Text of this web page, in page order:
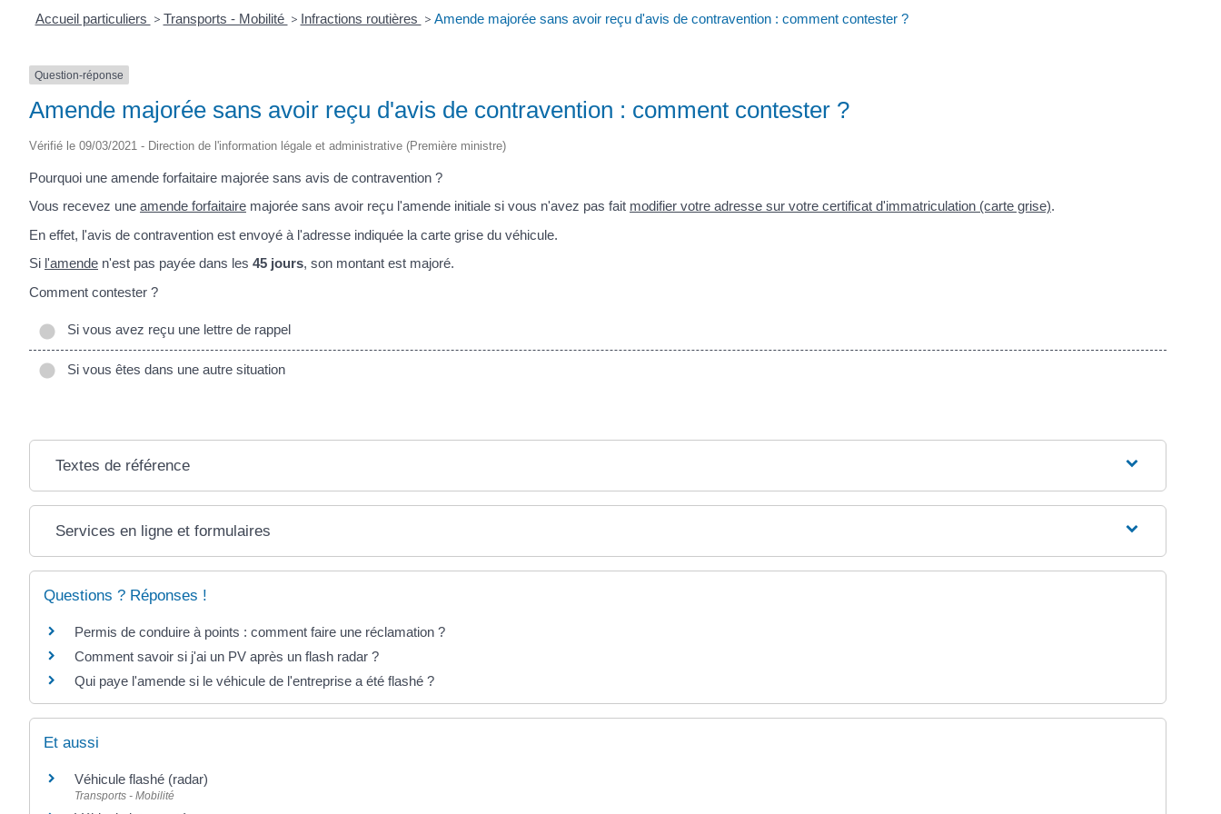
Accueil particuliers > Transports - Mobilité > Infractions routières > Amende majorée sans avoir reçu d'avis de contravention : comment contester ?
Question-réponse
Amende majorée sans avoir reçu d'avis de contravention : comment contester ?
Vérifié le 09/03/2021 - Direction de l'information légale et administrative (Première ministre)
Pourquoi une amende forfaitaire majorée sans avis de contravention ?
Vous recevez une amende forfaitaire majorée sans avoir reçu l'amende initiale si vous n'avez pas fait modifier votre adresse sur votre certificat d'immatriculation (carte grise).
En effet, l'avis de contravention est envoyé à l'adresse indiquée la carte grise du véhicule.
Si l'amende n'est pas payée dans les 45 jours, son montant est majoré.
Comment contester ?
Si vous avez reçu une lettre de rappel
Si vous êtes dans une autre situation
Textes de référence
Services en ligne et formulaires
Questions ? Réponses !
Permis de conduire à points : comment faire une réclamation ?
Comment savoir si j'ai un PV après un flash radar ?
Qui paye l'amende si le véhicule de l'entreprise a été flashé ?
Et aussi
Véhicule flashé (radar)
Transports - Mobilité